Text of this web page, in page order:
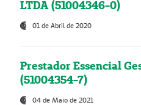
LTDA (51004346-0)
01 de Abril de 2020
Prestador Essencial
(51004354-7)
04 de Maio de 2021